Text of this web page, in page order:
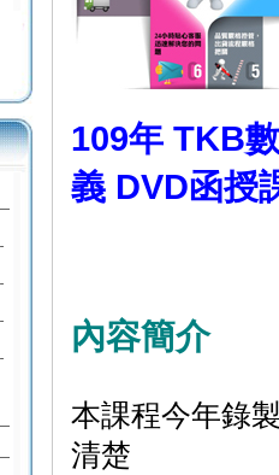
109年 TKB
義 DVD函授
內容簡介
本課程今年錄
清楚